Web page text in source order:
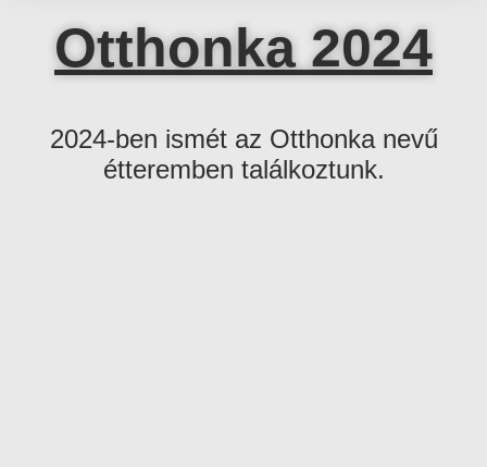
Otthonka 2024
2024-ben ismét az Otthonka nevű
étteremben találkoztunk.